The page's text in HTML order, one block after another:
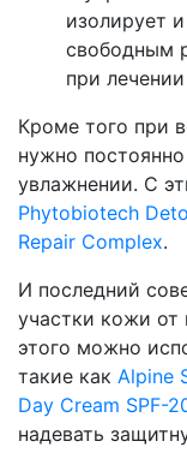
изолирует
свободным
при
Кроме того при
нужно
увлажнении. С
Phytobiotech
Repair Complex.
И последний
участки кожи от
этого можно
такие как Alpine
Day Cream SPF-
надевать